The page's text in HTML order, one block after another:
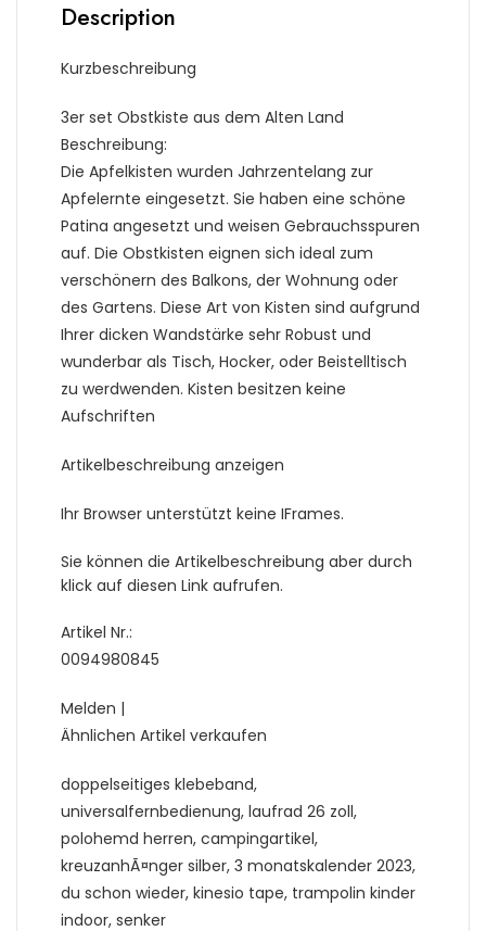
Description
Kurzbeschreibung
3er set Obstkiste aus dem Alten Land
Beschreibung:
Die Apfelkisten wurden Jahrzentelang zur
Apfelernte eingesetzt. Sie haben eine schöne
Patina angesetzt und weisen Gebrauchsspuren
auf. Die Obstkisten eignen sich ideal zum
verschönern des Balkons, der Wohnung oder
des Gartens. Diese Art von Kisten sind aufgrund
Ihrer dicken Wandstärke sehr Robust und
wunderbar als Tisch, Hocker, oder Beistelltisch
zu werdwenden. Kisten besitzen keine
Aufschriften
Artikelbeschreibung anzeigen
Ihr Browser unterstützt keine IFrames.
Sie können die Artikelbeschreibung aber durch
klick auf diesen Link aufrufen.
Artikel Nr.:
0094980845
Melden |
Ähnlichen Artikel verkaufen
doppelseitiges klebeband,
universalfernbedienung, laufrad 26 zoll,
polohemd herren, campingartikel,
kreuzanhÃ¤nger silber, 3 monatskalender 2023,
du schon wieder, kinesio tape, trampolin kinder
indoor, senker